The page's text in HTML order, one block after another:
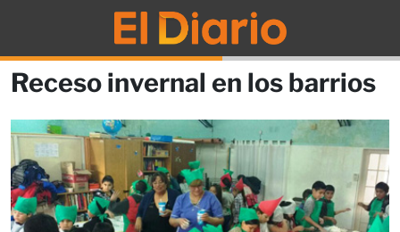
Receso invernal en los barrios